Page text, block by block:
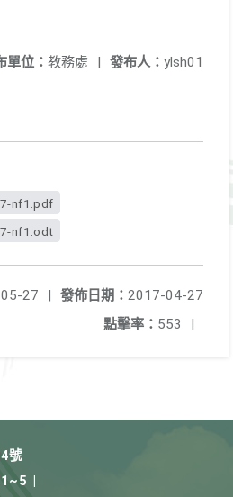
發布人： ylsh01
單位： 教務處 |
nf1.pdf
nf1.odt
發佈日期： 2017-04-27
27
|
點擊率： 553 |
號